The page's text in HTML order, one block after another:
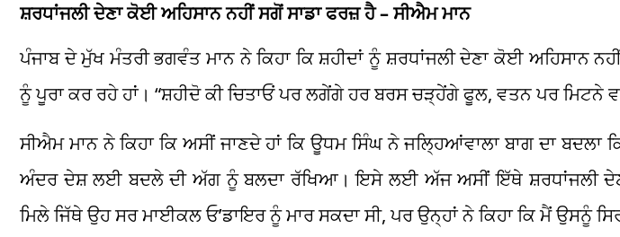
ਸ਼ਰਧਾਂਜਲੀ ਦੇਣਾ ਕੋਈ ਅਹਿਸਾਨ ਨਹੀਂ ਸਗੋਂ ਸਾਡਾ ਫਰਜ਼ ਹੈ – ਸੀਐਮ ਮਾਨ
ਪੰਜਾਬ ਦੇ ਮੁੱਖ ਮੰਤਰੀ ਭਗਵੰਤ ਮਾਨ ਨੇ ਕਿਹਾ ਕਿ ਸ਼ਹੀਦਾਂ ਨੂੰ ਸ਼ਰਧਾਂਜਲੀ ਦੇਣਾ ਕੋਈ ਅਹਿਸਾਨ
ਨੂੰ ਪੂਰਾ ਕਰ ਰਹੇ ਹਾਂ। “ਸ਼ਹੀਦੋ ਕੀ ਚਿਤਾਓਂ ਪਰ ਲਗੇਂਗੇ ਹਰ ਬਰਸ ਚੜ੍ਹੇਂਗੇ ਫੂਲ, ਵਤਨ ਪਰ ਮਿਟਨੇ
ਸੀਐਮ ਮਾਨ ਨੇ ਕਿਹਾ ਕਿ ਅਸੀਂ ਜਾਣਦੇ ਹਾਂ ਕਿ ਊਧਮ ਸਿੰਘ ਨੇ ਜਲ੍ਹਿਆਂਵਾਲਾ ਬਾਗ ਦਾ
ਅੰਦਰ ਦੇਸ਼ ਲਈ ਬਦਲੇ ਦੀ ਅੱਗ ਨੂੰ ਬਲਦਾ ਰੱਖਿਆ। ਇਸੇ ਲਈ ਅੱਜ ਅਸੀਂ ਇੱਥੇ ਸ਼ਰਧਾਂਜਲੀ
ਮਿਲੇ ਜਿੱਥੇ ਉਹ ਸਰ ਮਾਈਕਲ ਓ’ਡਾਇਰ ਨੂੰ ਮਾਰ ਸਕਦਾ ਸੀ, ਪਰ ਉਨ੍ਹਾਂ ਨੇ ਕਿਹਾ ਕਿ ਮੈਂ ਉਸਨੂੰ